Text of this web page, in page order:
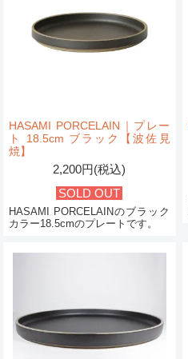
HASAMI PORCELAIN｜プレー
ト 18.5cm ブラック【波佐見
焼】
2,200円(税込)
SOLD OUT
HASAMI PORCELAINのブラック
カラー18.5cmのプレートです。